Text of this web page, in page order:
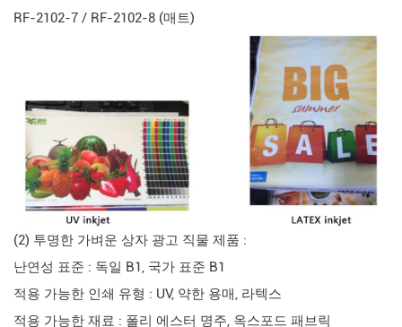
RF-2102-7 / RF-2102-8 (매트)
(2) 투명한 가벼운 상자 광고 직물 제품 :
난연성 표준 : 독일 B1, 국가 표준 B1
적용 가능한 인쇄 유형 : UV, 약한 용매, 라텍스
적용 가능한 재료 : 폴리 에스터 명주, 옥스포드 패브릭